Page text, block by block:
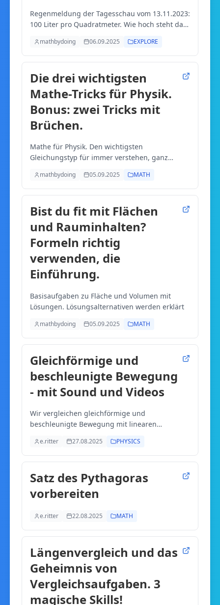
Regenmeldung der Tagesschau vom 13.11.2023:
100 Liter pro Quadratmeter. Wie hoch steht das
mathbydoing 06.09.2025 EXPLORE
Die drei wichtigsten
Mathe-Tricks für Physik.
Bonus: zwei Tricks mit
Brüchen.
Mathe für Physik. Den wichtigsten
Gleichungstyp für immer verstehen, ganz
mathbydoing 05.09.2025 MATH
Bist du fit mit Flächen
und Rauminhalten?
Formeln richtig
verwenden, die
Einführung.
Basisaufgaben zu Fläche und Volumen mit
Lösungen. Lösungsalternativen werden erklärt
mathbydoing 05.09.2025 MATH
Gleichförmige und
beschleunigte Bewegung
- mit Sound und Videos
Wir vergleichen gleichförmige und
beschleunigte Bewegung mit linearen
haben. Mache dir in Mathe klar, was die
abhängige Größe ist und, welche Rolle die
mit den Funktionen in Physik, z.B. dem Ort-Zeit-
Diagramm einer gleichförmigen Bewegung und
dem Geschwindigkeit-Zeit-Diagramm einer
e.ritter 27.08.2025 PHYSICS
Satz des Pythagoras
vorbereiten
e.ritter 22.08.2025 MATH
Längenvergleich und das
Geheimnis von
Vergleichsaufgaben. 3
magische Skills!